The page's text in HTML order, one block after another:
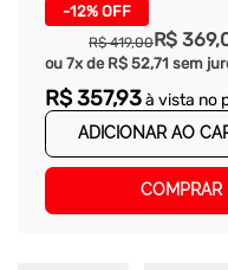
-12% OFF
R$ 369,
R$ 419,00
ou 7x de R$ 52,71 sem
R$357,93à vista no
ADICIONAR AO
COMPRAR